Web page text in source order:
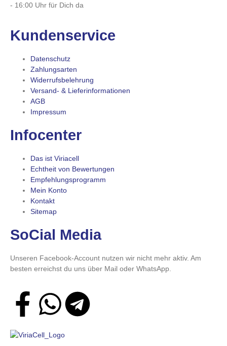
- 16:00 Uhr für Dich da
Kundenservice
Datenschutz
Zahlungsarten
Widerrufsbelehrung
Versand- & Lieferinformationen
AGB
Impressum
Infocenter
Das ist Viriacell
Echtheit von Bewertungen
Empfehlungsprogramm
Mein Konto
Kontakt
Sitemap
SoCial Media
Unseren Facebook-Account nutzen wir nicht mehr aktiv. Am
besten erreichst du uns über Mail oder WhatsApp.